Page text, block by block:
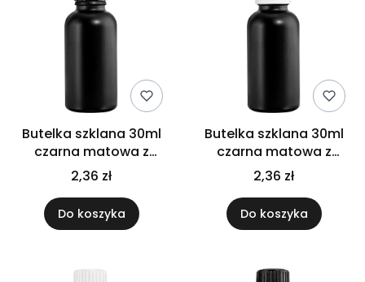
Butelka szklana 30ml
czarna matowa z
nakrętką flip top
2,36 zł
Do koszyka
Butelka szklana 30ml
czarna matowa z
nakrętką plastikową
2,36 zł
Do koszyka